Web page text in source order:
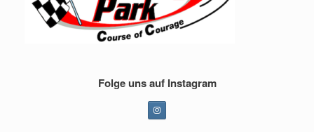
Folge uns auf Instagram